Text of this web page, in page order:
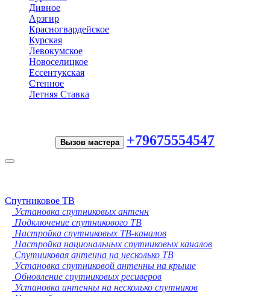
Дивное
Арзгир
Красногвардейское
Курская
Левокумское
Новоселицкое
Ессентукская
Степное
Летняя Ставка
Вызов мастера +79675554547
Toggle
Спутниковое ТВ
Установка спутниковых антенн
Подключение спутникового ТВ
Настройка спутниковых ТВ-каналов
Настройка национальных спутниковых каналов
Спутниковая антенна на несколько ТВ
Установка спутниковой антенны на крыше
Обновление спутниковых ресиверов
Установка антенны на несколько спутников